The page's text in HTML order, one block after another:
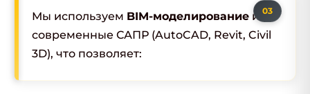
Мы используем BIM-моделирование и
современные САПР (AutoCAD, Revit, Civil
3D), что позволяет: